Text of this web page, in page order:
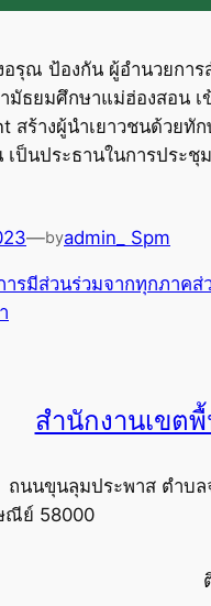
รุณ ป้องกัน ผู้อำนวยกา
ธยมศึกษาแม่ฮ่องสอน
สร้างผู้นำเยาวชนด้วย
เป็นประธานในการปร
—byadmin_ Spm
ารมีส่วนร่วมจากทุกภาคส่
สำนักงานเขต
ถนนขุนลุมประพาส ตำบล
ณีย์ 58000